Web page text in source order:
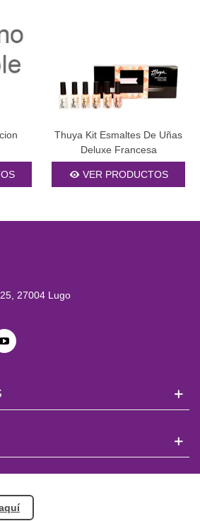
Thuya Kit Esmaltes De Uñas
Deluxe Francesa
VER PRODUCTOS
27004 Lugo